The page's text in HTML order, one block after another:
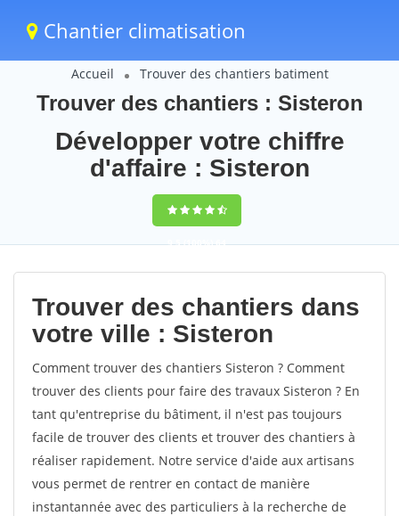
Chantier climatisation
Accueil Trouver des chantiers batiment
Trouver des chantiers : Sisteron
Développer votre chiffre
d'affaire : Sisteron
9,5(100%)64
votes
Trouver des chantiers dans
votre ville : Sisteron
Comment trouver des chantiers Sisteron ? Comment
trouver des clients pour faire des travaux Sisteron ? En
tant qu'entreprise du bâtiment, il n'est pas toujours
facile de trouver des clients et trouver des chantiers à
réaliser rapidement. Notre service d'aide aux artisans
vous permet de rentrer en contact de manière
instantannée avec des particuliers à la recherche de